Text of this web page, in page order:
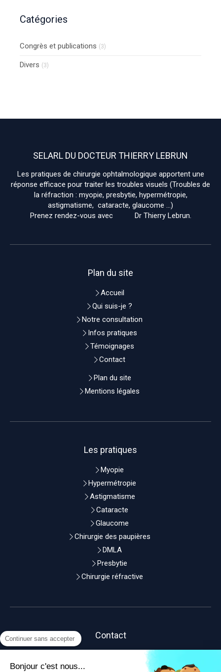
Catégories
Congrès et publications (3)
Divers (3)
SELARL DU DOCTEUR THIERRY LEBRUN
Les pratiques de chirurgie ophtalmologique apportent une
réponse efficace pour traiter les troubles visuels (Troubles de
la réfraction : myopie, presbytie, hypermétropie,
astigmatisme, cataracte, glaucome ...)
Prenez rendez-vous avec Dr Thierry Lebrun.
Plan du site
Accueil
Qui suis-je ?
Notre consultation
Infos pratiques
Témoignages
Contact
Plan du site
Mentions légales
Les pratiques
Myopie
Hypermétropie
Astigmatisme
Cataracte
Glaucome
Chirurgie des paupières
DMLA
Presbytie
Chirurgie réfractive
Contact
DOCTEUR THIERRY LEBRUN
Clinique du Landy
Continuer sans accepter
Bonjour c'est nous...